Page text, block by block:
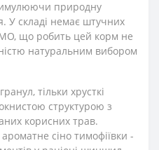
природну
У складі немає штучних
що робить цей корм не
натуральним вибором
тільки хрусткі
структурою з
корисних трав.
сіно тимофіївки -